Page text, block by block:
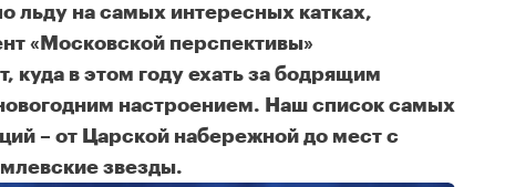
льду на самых интересных катках,
«Московской перспективы»
куда в этом году ехать за бодрящим
настроением. Наш список самых
– от Царской набережной до мест с
звезды.
громкие премьеры и прекрасная стабильность